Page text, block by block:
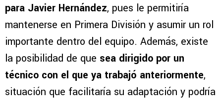
para Javier Hernández, pues le permitiría
mantenerse en Primera División y asumir un rol
importante dentro del equipo. Además, existe
la posibilidad de que sea dirigido por un
técnico con el que ya trabajó anteriormente,
situación que facilitaría su adaptación y podría